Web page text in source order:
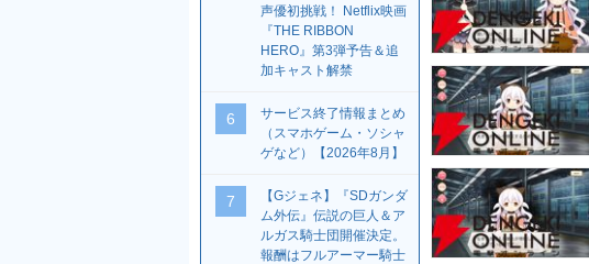
声優初挑戦！ Netflix映画
『THE RIBBON
HERO』第3弾予告＆追
加キャスト解禁
6
サービス終了情報まとめ
（スマホゲーム・ソシャ
ゲなど）【2026年8月】
7
【Gジェネ】『SDガンダ
ム外伝』伝説の巨人＆ア
ルガス騎士団開催決定。
報酬はフルアーマー騎士